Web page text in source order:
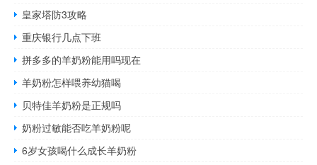
皇家塔防3攻略
重庆银行几点下班
拼多多的羊奶粉能用吗现在
羊奶粉怎样喂养幼猫喝
贝特佳羊奶粉是正规吗
奶粉过敏能否吃羊奶粉呢
6岁女孩喝什么成长羊奶粉